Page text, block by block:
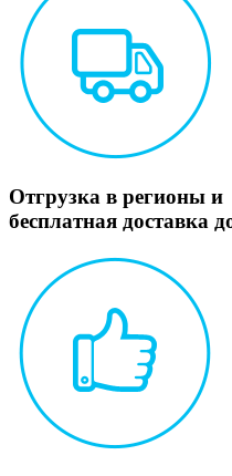
Отгрузка в регионы и
бесплатная доставка